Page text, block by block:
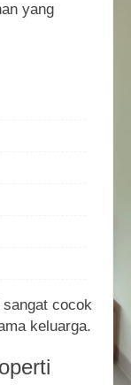
yang
cocok
keluarga.